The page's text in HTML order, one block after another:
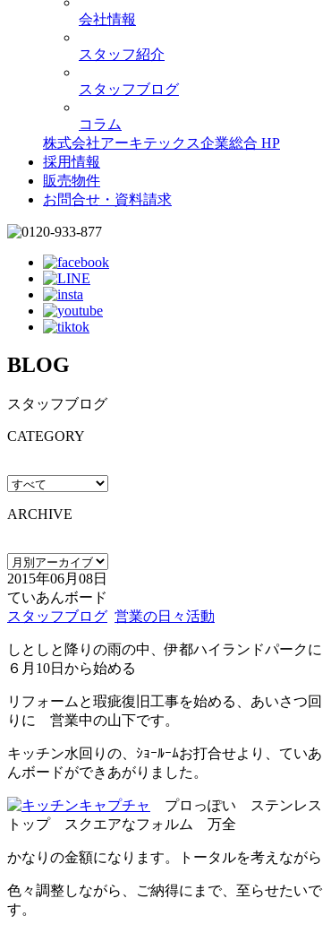
会社情報
スタッフ紹介
スタッフブログ
コラム
株式会社アーキテックス企業総合 HP
採用情報
販売物件
お問合せ・資料請求
BLOG
スタッフブログ
CATEGORY
ARCHIVE
2015年06月08日
ていあんボード
スタッフブログ 営業の日々活動
しとしと降りの雨の中、伊都ハイランドパークに
６月10日から始める
リフォームと瑕疵復旧工事を始める、あいさつ回
りに 営業中の山下です。
キッチン水回りの、ｼｮｰﾙｰﾑお打合せより、ていあ
んボードができあがりました。
プロっぽい ステンレス
トップ スクエアなフォルム 万全
かなりの金額になります。トータルを考えながら
色々調整しながら、ご納得にまで、至らせたいで
す。